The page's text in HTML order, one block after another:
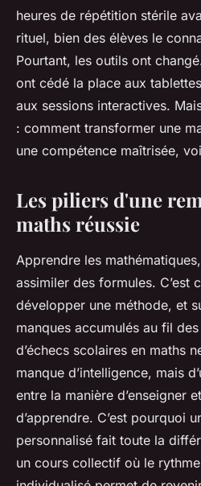
heures de répétition stérile
rituel, bien des élèves le
Pourtant, les outils ont
ont cédé la place aux
aux sessions interactives.
: comment transformer une
une compétence maîtrisée,
Les piliers d'une
maths réussie
Apprendre les
assimiler des formules. C’est
développer une méthode, et
manques accumulés au fil
d’échecs scolaires en maths
manque d’intelligence, mais
entre la manière d’enseigner
d’apprendre. C’est pourquoi
personnalisé fait toute la
un cours collectif où le